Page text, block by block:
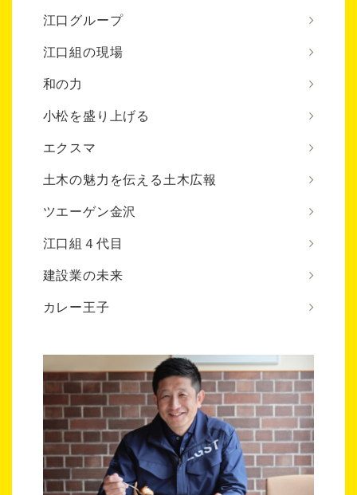
江口グループ
江口組の現場
和の力
小松を盛り上げる
エクスマ
土木の魅力を伝える土木広報
ツエーゲン金沢
江口組４代目
建設業の未来
カレー王子